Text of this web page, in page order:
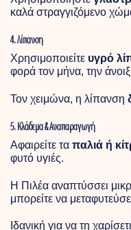
καλά στραγγιζόμενο
4. Λίπανση
Χρησιμοποιείτε υγρό
φορά τον μήνα, την
Τον χειμώνα, η λίπανση
5. Κλάδεμα & Αναπαραγωγή
Αφαιρείτε τα παλιά ή
φυτό υγιές.
Η Πιλέα αναπτύσσει
μπορείτε να
Ιδανική για να τη